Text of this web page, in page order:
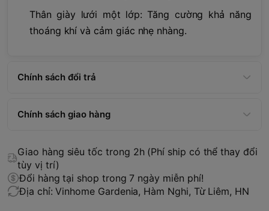
Thân giày lưới một lớp: Tăng cường khả năng
thoáng khí và cảm giác nhẹ nhàng.
Chính sách đổi trả
Chính sách giao hàng
Giao hàng siêu tốc trong 2h (Phí ship có thể thay đổi
tùy vị trí)
Đổi hàng tại shop trong 7 ngày miễn phí!
Địa chỉ: Vinhome Gardenia, Hàm Nghi, Từ Liêm, HN